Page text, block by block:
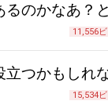
るのかなあ？
11,556
つかもしれ
15,534